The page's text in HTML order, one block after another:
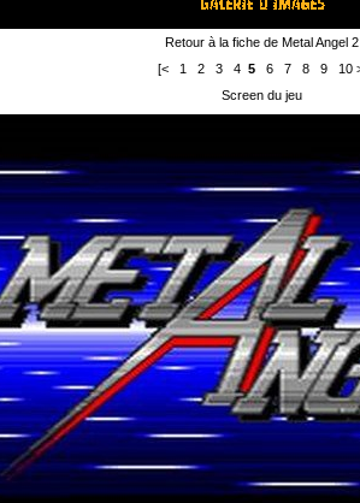
Retour à la fiche de Metal Angel 2
[<
1 2 3 45 6 7 8 9 10
Screen du jeu